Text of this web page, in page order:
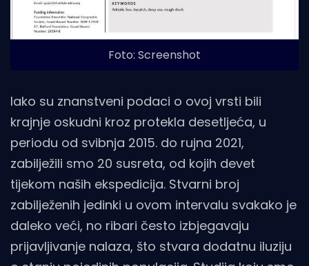
Foto: Screenshot
Iako su znanstveni podaci o ovoj vrsti bili
krajnje oskudni kroz protekla desetljeća, u
periodu od svibnja 2015. do rujna 2021,
zabilježili smo 20 susreta, od kojih devet
tijekom naših ekspedicija. Stvarni broj
zabilježenih jedinki u ovom intervalu svakako je
daleko veći, no ribari često izbjegavaju
prijavljivanje nalaza, što stvara dodatnu iluziju